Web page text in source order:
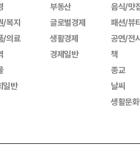
/복지
/의료
일반
부동산
글로벌경제
생활경제
경제일반
음식/맛
패션/뷰
공연/전
책
종교
날씨
생활문